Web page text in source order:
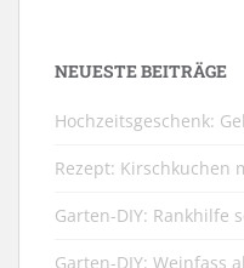
NEUESTE BEITRÄGE
Hochzeitsgeschenk:
Rezept: Kirschkuchen
Garten-DIY: Rankhilfe
Garten-DIY: Weinfass